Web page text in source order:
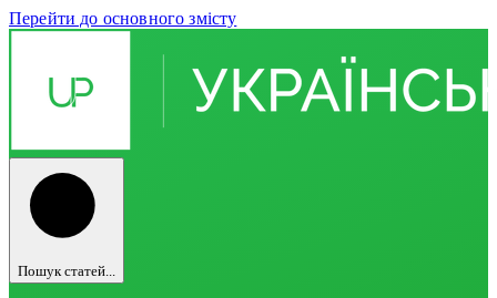
Перейти до основного змісту
Пошук статей...